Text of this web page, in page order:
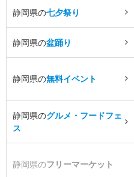
静岡県の七夕祭り
静岡県の盆踊り
静岡県の無料イベント
静岡県のグルメ・フードフェ
ス
静岡県のフリーマーケット